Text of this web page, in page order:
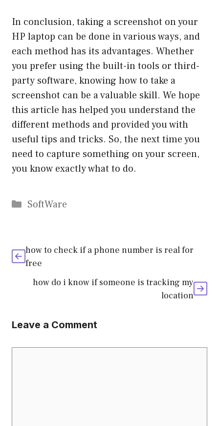
In conclusion, taking a screenshot on your
HP laptop can be done in various ways, and
each method has its advantages. Whether
you prefer using the built-in tools or third-
party software, knowing how to take a
screenshot can be a valuable skill. We hope
this article has helped you understand the
different methods and provided you with
useful tips and tricks. So, the next time you
need to capture something on your screen,
you know exactly what to do.
Categories
SoftWare
how to check if a phone number is real for
free
how do i know if someone is tracking my
location
Leave a Comment